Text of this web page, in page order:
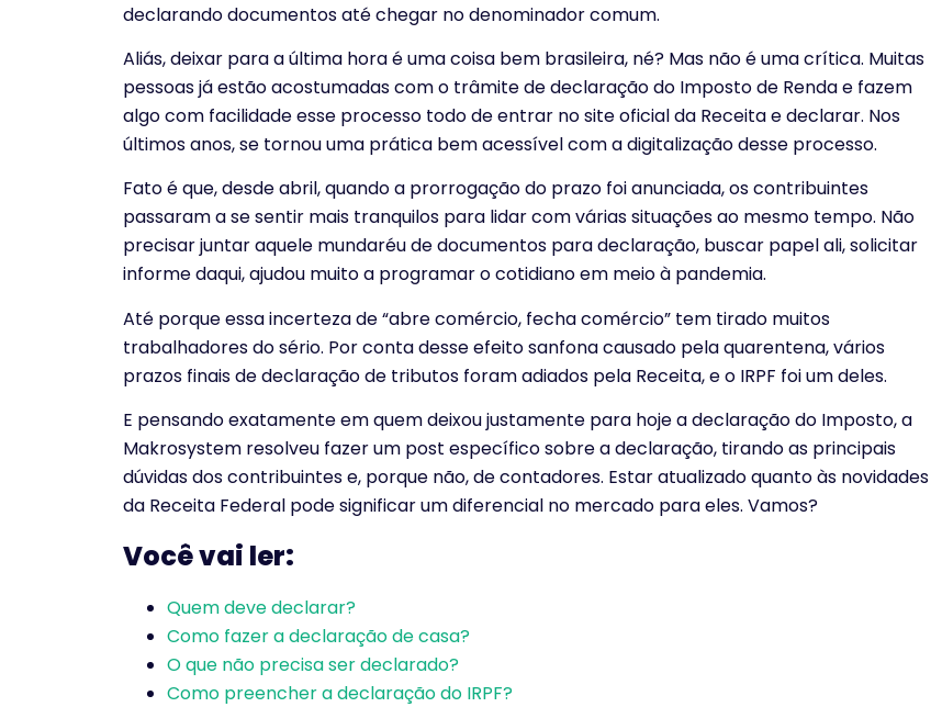
declarando documentos até chegar no denominador comum.
Aliás, deixar para a última hora é uma coisa bem brasileira, né? Mas não é uma crítica. Muitas
pessoas já estão acostumadas com o trâmite de declaração do Imposto de Renda e fazem
algo com facilidade esse processo todo de entrar no site oficial da Receita e declarar. Nos
últimos anos, se tornou uma prática bem acessível com a digitalização desse processo.
Fato é que, desde abril, quando a prorrogação do prazo foi anunciada, os contribuintes
passaram a se sentir mais tranquilos para lidar com várias situações ao mesmo tempo. Não
precisar juntar aquele mundaréu de documentos para declaração, buscar papel ali, solicitar
informe daqui, ajudou muito a programar o cotidiano em meio à pandemia.
Até porque essa incerteza de “abre comércio, fecha comércio” tem tirado muitos
trabalhadores do sério. Por conta desse efeito sanfona causado pela quarentena, vários
prazos finais de declaração de tributos foram adiados pela Receita, e o IRPF foi um deles.
E pensando exatamente em quem deixou justamente para hoje a declaração do Imposto, a
Makrosystem resolveu fazer um post específico sobre a declaração, tirando as principais
dúvidas dos contribuintes e, porque não, de contadores. Estar atualizado quanto às novidades
da Receita Federal pode significar um diferencial no mercado para eles. Vamos?
Você vai ler:
Quem deve declarar?
Como fazer a declaração de casa?
O que não precisa ser declarado?
Como preencher a declaração do IRPF?